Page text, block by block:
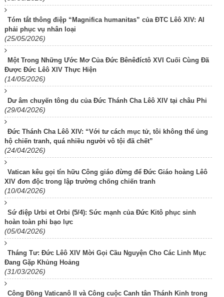
Tóm tắt thông điệp “Magnifica humanitas” của ĐTC Lêô XIV: AI
phải phục vụ nhân loại
(25/05/2026)
Một Trong Những Ước Mơ Của Đức Bênêđíctô XVI Cuối Cùng Đã
Được Đức Lêô XIV Thực Hiện
(14/05/2026)
Dư âm chuyến tông du của Đức Thánh Cha Lêô XIV tại châu Phi
(29/04/2026)
Đức Thánh Cha Lêô XIV: “Với tư cách mục tử, tôi không thể ủng
hộ chiến tranh, quá nhiều người vô tội đã chết”
(24/04/2026)
Vatican kêu gọi tín hữu Công giáo đừng để Đức Giáo hoàng Lêô
XIV đơn độc trong lập trường chống chiến tranh
(10/04/2026)
Sứ điệp Urbi et Orbi (5/4): Sức mạnh của Đức Kitô phục sinh
hoàn toàn phi bạo lực
(05/04/2026)
Tháng Tư: Đức Lêô XIV Mời Gọi Cầu Nguyện Cho Các Linh Mục
Đang Gặp Khủng Hoảng
(31/03/2026)
Công Đồng Vaticanô II và Công cuộc Canh tân Thánh Kinh trong